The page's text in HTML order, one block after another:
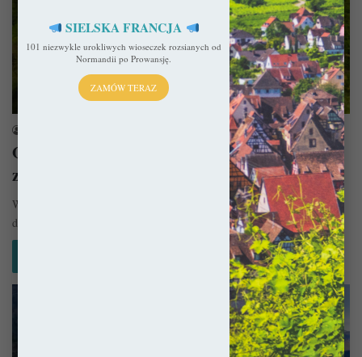
Francja
Owernia-Rodan-Alpy: 10 miejsc, które warto
zobaczyć!
W związku z tym, że dzisiejsza Francja w rzeczywistości składa się z
dziesiątek księstw / królestw czy krain historycznych, jej…
SIELSKA FRANCJA
101 niezwykle urokliwych wioseczek rozsianych od
Normandii po Prowansję.
ZAMÓW TERAZ